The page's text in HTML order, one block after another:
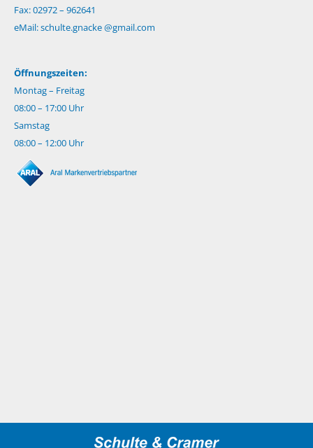
Fax: 02972 – 962641
eMail:schulte.gnacke @gmail.com
Öffnungszeiten:
Montag – Freitag
08:00 – 17:00 Uhr
Samstag
08:00 – 12:00 Uhr